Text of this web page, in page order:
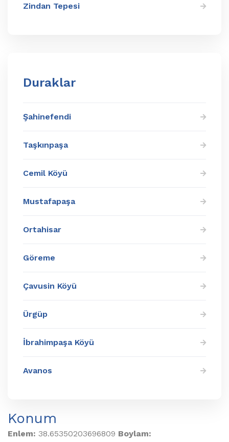
Zindan Tepesi
Duraklar
Şahinefendi
Taşkınpaşa
Cemil Köyü
Mustafapaşa
Ortahisar
Göreme
Çavusin Köyü
Ürgüp
İbrahimpaşa Köyü
Avanos
Konum
Enlem: 38.65350203696809 Boylam: